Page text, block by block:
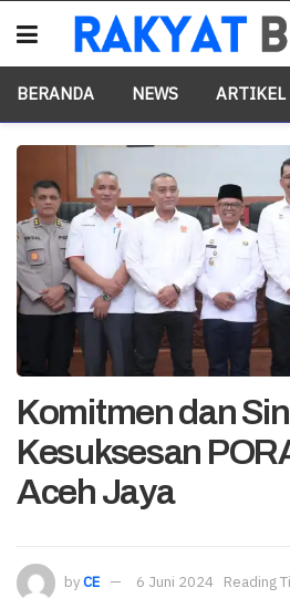
BERANDA NEWS ARTIKEL
Komitmen dan
Kesuksesan
Aceh Jaya
byCE 6 Juni 2024 Reading